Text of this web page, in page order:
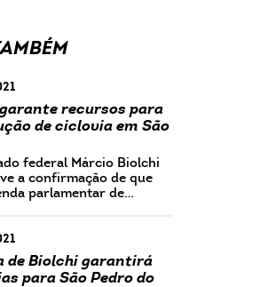
recursos para
de ciclovia em São
federal Márcio Biolchi
a confirmação de que
parlamentar de…
de Biolchi garantirá
para São Pedro do